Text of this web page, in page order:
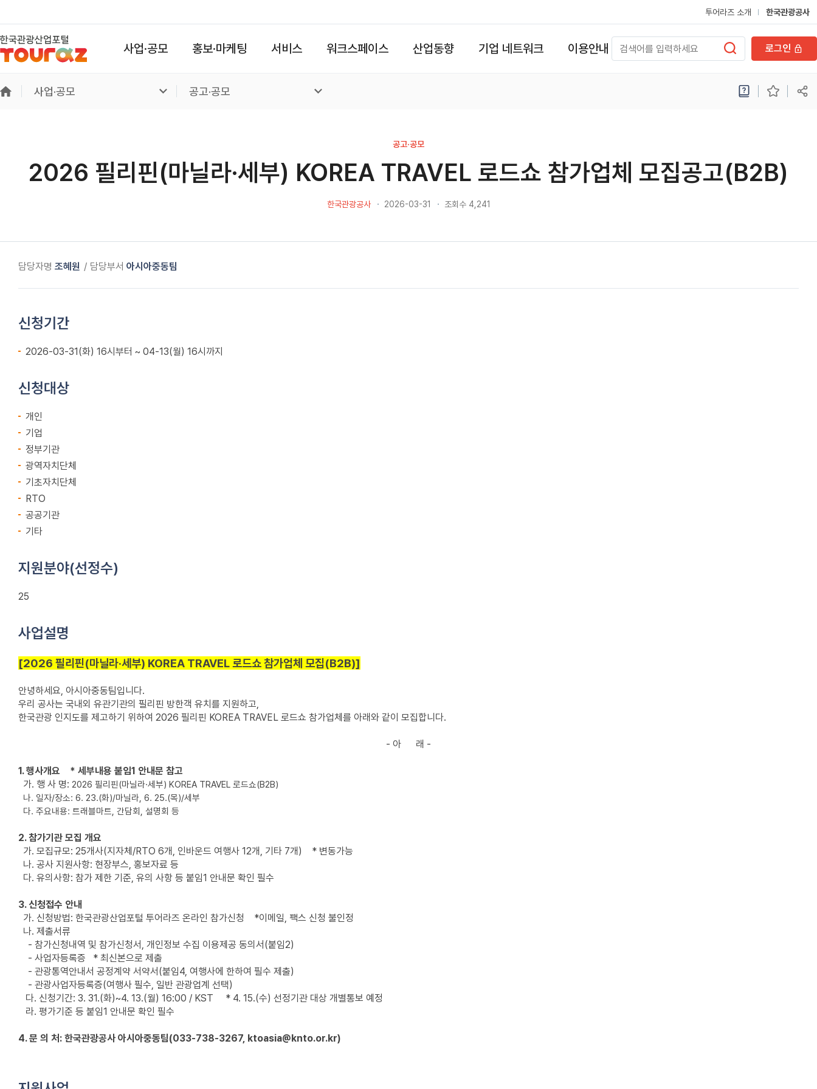
투어라즈 소개 한국관광공사
사업·공모 홍보·마케팅 서비스 워크스페이스 산업동향 기업 네트워크 이용안내 로그인
사업·공모 공고·공모
공고·공모
2026 필리핀(마닐라·세부) KOREA TRAVEL 로드쇼 참가업체 모집공고(B2B)
한국관광공사 2026-03-31 조회수 4,241
담당자명 조혜원 담당부서 아시아중동팀
신청기간
2026-03-31(화) 16시부터 ~ 04-13(월) 16시까지
신청대상
개인
기업
정부기관
광역자치단체
기초자치단체
RTO
공공기관
기타
지원분야(선정수)
25
사업설명
[2026 필리핀(마닐라·세부) KOREA TRAVEL 로드쇼 참가업체 모집(B2B)]
안녕하세요, 아시아중동팀입니다.
우리 공사는 국내외 유관기관의 필리핀 방한객 유치를 지원하고,
한국관광 인지도를 제고하기 위하여 2026 필리핀 KOREA TRAVEL 로드쇼 참가업체를 아래와 같이 모집합니다.
- 아 래 -
1. 행사개요 * 세부내용 붙임1 안내문 참고
가. 행 사 명: 2026 필리핀(마닐라·세부) KOREA TRAVEL 로드쇼(B2B)
나. 일자/장소: 6. 23.(화)/마닐라, 6. 25.(목)/세부
다. 주요내용: 트래블마트, 간담회, 설명회 등
2. 참가기관 모집 개요
가. 모집규모: 25개사(지자체/RTO 6개, 인바운드 여행사 12개, 기타 7개) * 변동가능
나. 공사 지원사항: 현장부스, 홍보자료 등
다. 유의사항: 참가 제한 기준, 유의 사항 등 붙임1 안내문 확인 필수
3. 신청접수 안내
가. 신청방법: 한국관광산업포털 투어라즈 온라인 참가신청 *이메일, 팩스 신청 불인정
나. 제출서류
- 참가신청내역 및 참가신청서, 개인정보 수집 이용제공 동의서(붙임2)
- 사업자등록증 * 최신본으로 제출
- 관광통역안내서 공정계약 서약서(붙임4, 여행사에 한하여 필수 제출)
- 관광사업자등록증(여행사 필수, 일반 관광업계 선택)
다. 신청기간: 3. 31.(화)~4. 13.(월) 16:00 / KST * 4. 15.(수) 선정기관 대상 개별통보 예정
라. 평가기준 등 붙임1 안내문 확인 필수
4. 문 의 처: 한국관광공사 아시아중동팀(033-738-3267, ktoasia@knto.or.kr)